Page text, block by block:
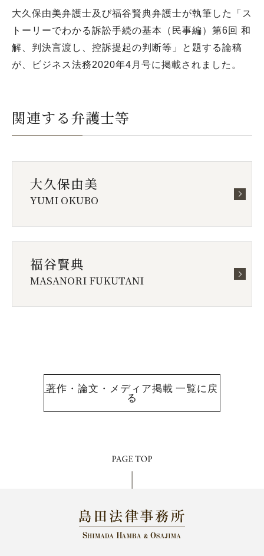
大久保由美弁護士及び福谷賢典弁護士が執筆した「ス
トーリーでわかる訴訟手続の基本（民事編）第6回 和
解、判決言渡し、控訴提起の判断等」と題する論稿
が、ビジネス法務2020年4月号に掲載されました。
関連する弁護士等
大久保由美
YUMI OKUBO
福谷賢典
MASANORI FUKUTANI
著作・論文・メディア掲載 一覧に戻
る